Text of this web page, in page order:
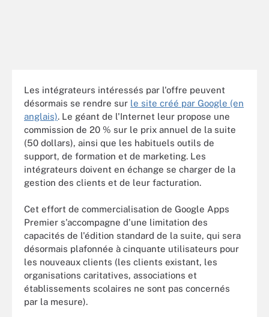
Les intégrateurs intéressés par l'offre peuvent
désormais se rendre sur le site créé par Google (en
anglais). Le géant de l'Internet leur propose une
commission de 20 % sur le prix annuel de la suite
(50 dollars), ainsi que les habituels outils de
support, de formation et de marketing. Les
intégrateurs doivent en échange se charger de la
gestion des clients et de leur facturation.
Cet effort de commercialisation de Google Apps
Premier s'accompagne d'une limitation des
capacités de l'édition standard de la suite, qui sera
désormais plafonnée à cinquante utilisateurs pour
les nouveaux clients (les clients existant, les
organisations caritatives, associations et
établissements scolaires ne sont pas concernés
par la mesure).